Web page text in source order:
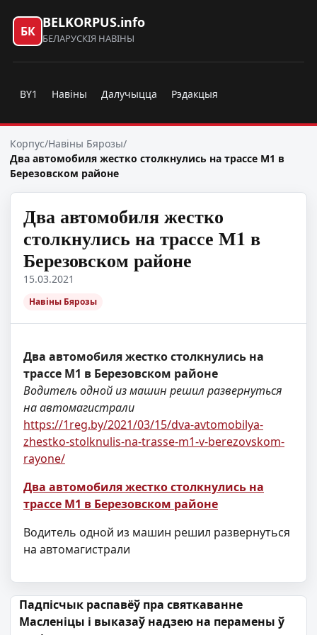
БК
BELKORPUS.info
БЕЛАРУСКІЯ НАВІНЫ
BY1 Навіны Далучыцца Рэдакцыя
Корпус/Навіны Бярозы/
Два автомобиля жестко столкнулись на трассе М1 в
Березовском районе
Два автомобиля жестко
столкнулись на трассе М1 в
Березовском районе
15.03.2021
Навіны Бярозы
Два автомобиля жестко столкнулись на
трассе М1 в Березовском районе
Водитель одной из машин решил развернуться
на автомагистрали
https://1reg.by/2021/03/15/dva-avtomobilya-
zhestko-stolknulis-na-trasse-m1-v-berezovskom-
rayone/
Два автомобиля жестко столкнулись на
трассе М1 в Березовском районе
Водитель одной из машин решил развернуться
на автомагистрали
Навігацыя па запісах
Падпісчык распавёў пра святкаванне
Масленіцы і выказаў надзею на перамены ў